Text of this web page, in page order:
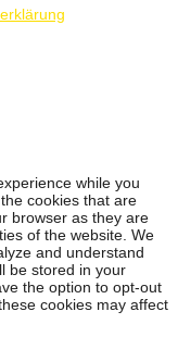
while you
cookies that are
browser as they are
of the website. We
and understand
be stored in your
the option to opt-out
cookies may affect